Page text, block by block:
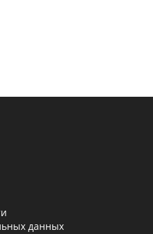
данных